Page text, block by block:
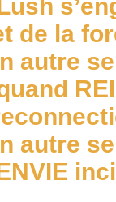
de la
autre
autre